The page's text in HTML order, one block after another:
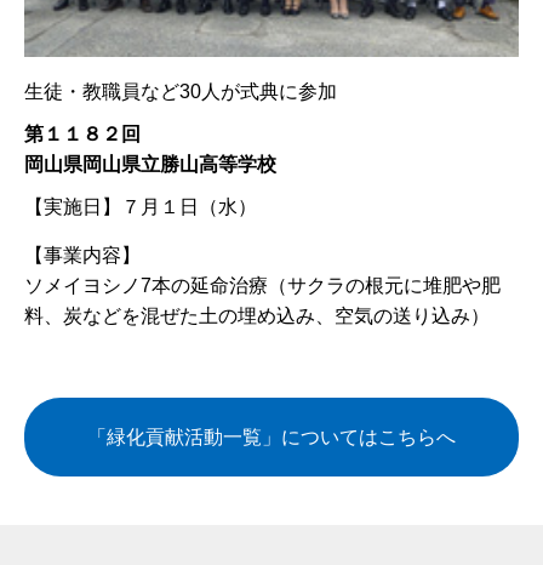
生徒・教職員など30人が式典に参加
第１１８２回
岡山県岡山県立勝山高等学校
【実施日】 ７月１日（水）
【事業内容】
ソメイヨシノ7本の延命治療（サクラの根元に堆肥や肥
料、炭などを混ぜた土の埋め込み、空気の送り込み）
「緑化貢献活動一覧」についてはこちらへ